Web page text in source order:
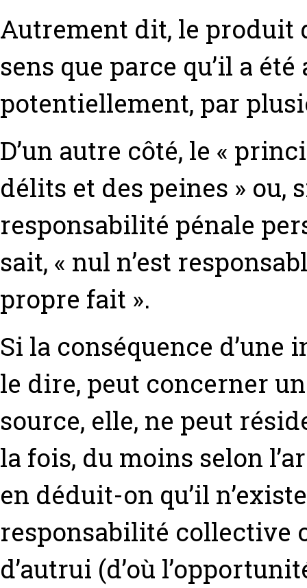
Autrement dit, le produit
sens que parce qu’il a
potentiellement, par
D’un autre côté, le «
délits et des peines » ou,
responsabilité pénale
sait, « nul n’est
propre fait ».
Si la conséquence
le dire, peut concerner
source, elle, ne peut
la fois, du moins selon
en déduit-on qu’il
responsabilité collective
d’autrui (d’où